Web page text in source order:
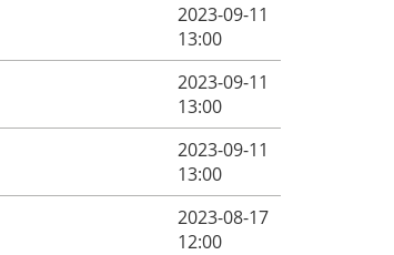
2023-09-11
13:00
2023-09-11
13:00
2023-09-11
13:00
2023-08-17
12:00